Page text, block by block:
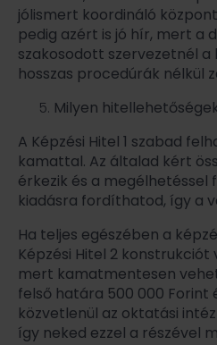
jólismert koordináló
pedig azért is jó hír, mert a
szakosodott szervezetnél
hosszas procedúrák nélkül
Milyen
A Képzési Hitel 1 szabad
kamattal. Az általad kért
érkezik és a
kiadásra fordíthatod, így a
Ha teljes egészében a
Képzési Hitel 2 konstrukciót
mert kamatmentesen
felső határa 500 000 Forint
közvetlenül az oktatási
így neked ezzel a részével